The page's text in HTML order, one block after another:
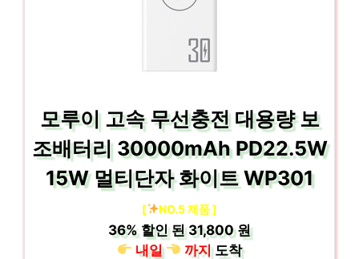
모루이 고속 무선충전 대용량 보
조배터리 30000mAh PD22.5W
15W 멀티단자 화이트 WP301
[ NO.5 제품 ]
36% 할인 된31,800 원
내일
까지도착